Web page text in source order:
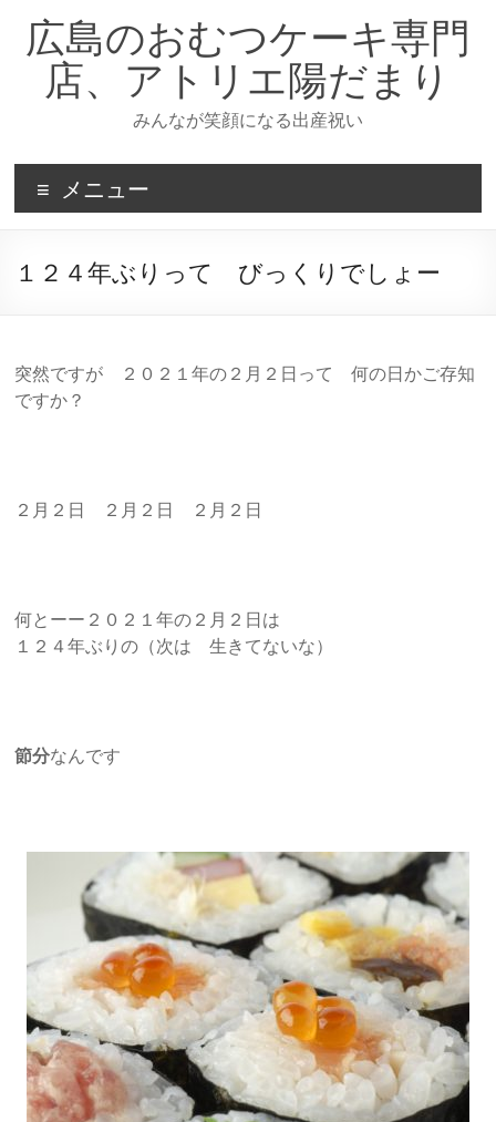
キ
プ
広島のおむつケーキ専門
店、アトリエ陽だまり
みんなが笑顔になる出産祝い
メニュー
１２４年ぶりって びっくりでしょー
突然ですが ２０２１年の２月２日って 何の日かご存知
ですか？
２月２日 ２月２日 ２月２日
何とーー２０２１年の２月２日は
１２４年ぶりの（次は 生きてないな）
節分なんです